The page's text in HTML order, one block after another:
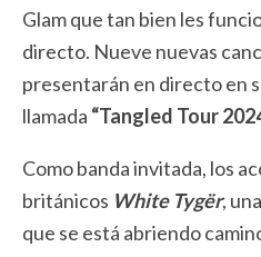
Glam que tan bien les
directo. Nueve nuevas
presentarán en directo en
llamada “Tangled Tour
Como banda invitada, los
británicos White Tygër,
que se está abriendo